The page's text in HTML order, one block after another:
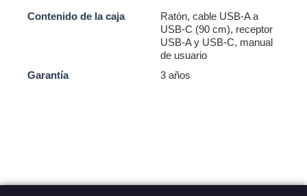
Contenido de la caja
Ratón, cable USB-A a
USB-C (90 cm), receptor
USB-A y USB-C, manual
de usuario
Garantía
3 años